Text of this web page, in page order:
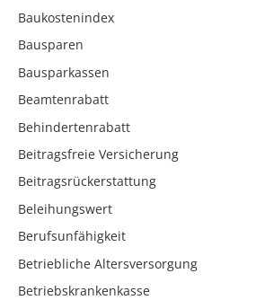
Baukostenindex
Bausparen
Bausparkassen
Beamtenrabatt
Behindertenrabatt
Beitragsfreie Versicherung
Beitragsrückerstattung
Beleihungswert
Berufsunfähigkeit
Betriebliche Altersversorgung
Betriebskrankenkasse